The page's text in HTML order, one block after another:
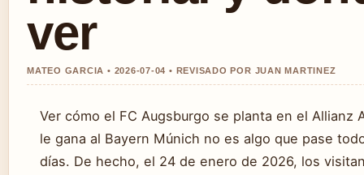
ver
MATEO GARCIA • 2026-07-04 • REVISADO POR JUAN MARTINEZ
Ver cómo el FC Augsburgo se planta en el Allianz
le gana al Bayern Múnich no es algo que pase
días. De hecho, el 24 de enero de 2026, los